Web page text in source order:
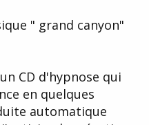
" grand canyon"
CD d'hypnose qui
en quelques
automatique